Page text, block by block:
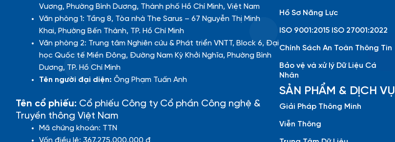
Vương, Phường Bình Dương, Thành phố Hồ Chí Minh, Việt Nam
Văn phòng 1: Tầng 8, Tòa nhà The Sarus – 67 Nguyễn Thị Minh
Khai, Phường Bến Thành, TP. Hồ Chí Minh
Văn phòng 2: Trung tâm Nghiên cứu & Phát triển VNTT, Block 6, Đại
học Quốc tế Miền Đông, Đường Nam Kỳ Khởi Nghĩa, Phường Bình
Dương, TP. Hồ Chí Minh
Tên người đại diện: Ông Phạm Tuấn Anh
Tên cổ phiếu: Cổ phiếu Công ty Cổ phần Công nghệ &
Truyền thông Việt Nam
Mã chứng khoán: TTN
Vốn điều lệ: 367.275.000.000 đ
Hồ Sơ Năng Lực
ISO 9001:2015 ISO 27001:2022
Chính Sách An Toàn Thông Tin
Bảo vệ và xử lý Dữ Liệu Cá
Nhân
SẢN PHẨM & DỊCH VỤ
Giải Pháp Thông Minh
Viễn Thông